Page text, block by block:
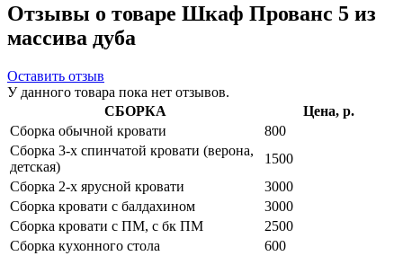
Отзывы о товаре Шкаф Прованс 5 из
массива дуба
Оставить отзыв
У данного товара пока нет отзывов.
СБОРКА
Цена, р.
Сборка обычной кровати
800
Сборка 3-х спинчатой кровати (верона,
детская)
1500
Сборка 2-х ярусной кровати
3000
Сборка кровати с балдахином
3000
Сборка кровати с ПМ, с бк ПМ
2500
Сборка кухонного стола
600